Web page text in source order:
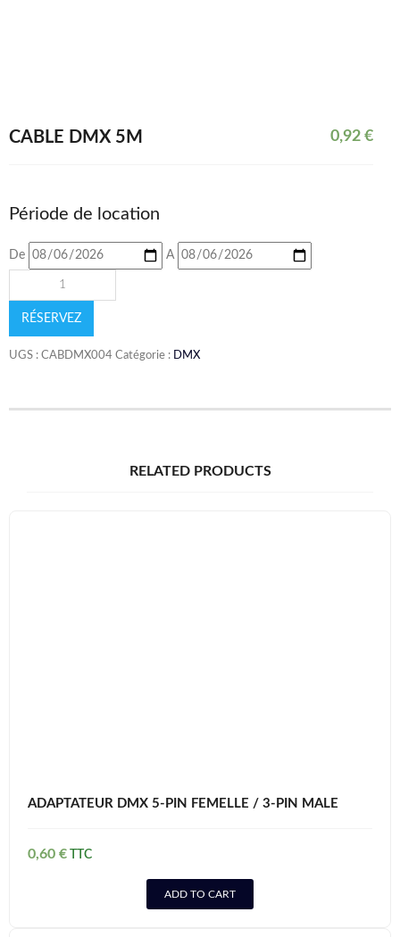
CÂBLE DMX 5M 0,92 €
Période de location
De A
RÉSERVEZ
UGS : CABDMX004 Catégorie : DMX
RELATED PRODUCTS
ADAPTATEUR DMX 5-PIN FEMELLE / 3-PIN MALE
0,60 €
ADD TO CART